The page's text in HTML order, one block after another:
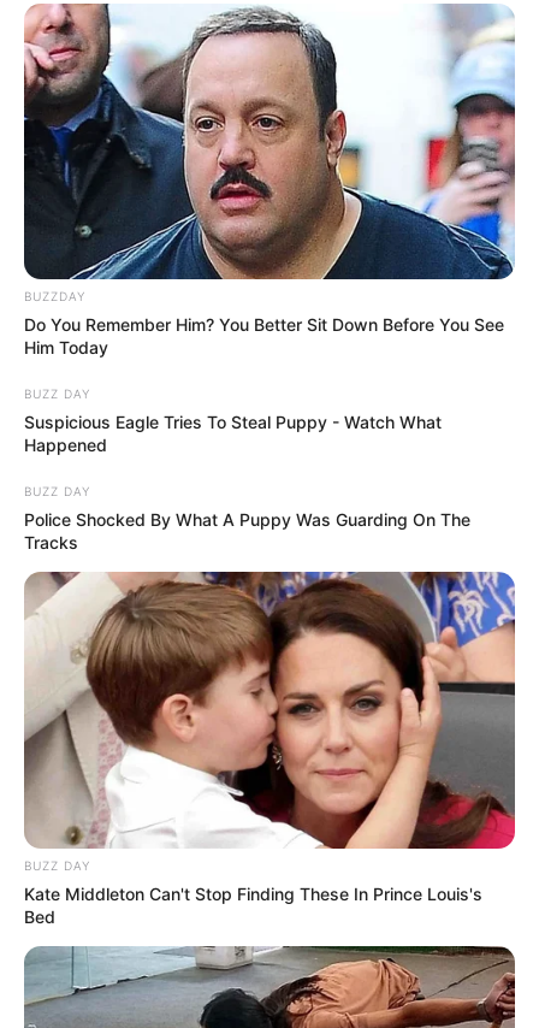
BUZZDAY
Do You Remember Him? You Better Sit Down Before You See
Him Today
BUZZ DAY
Suspicious Eagle Tries To Steal Puppy - Watch What
Happened
BUZZ DAY
Police Shocked By What A Puppy Was Guarding On The
Tracks
BUZZ DAY
Kate Middleton Can't Stop Finding These In Prince Louis's
Bed